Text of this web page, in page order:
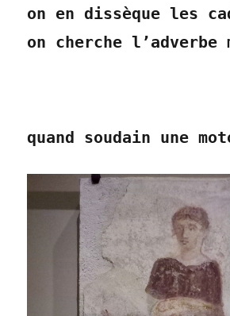
on en dissèque les
on cherche l’adverbe
quand soudain une